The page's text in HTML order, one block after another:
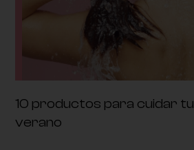
10 productos para cuidar
verano